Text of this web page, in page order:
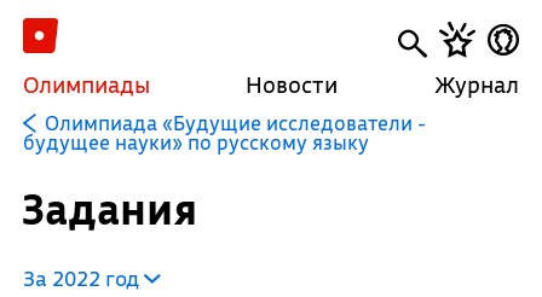
Олимпиады Новости Журнал
Олимпиада «Будущие исследователи -
будущее науки» по русскому языку
Задания
За 2022 год